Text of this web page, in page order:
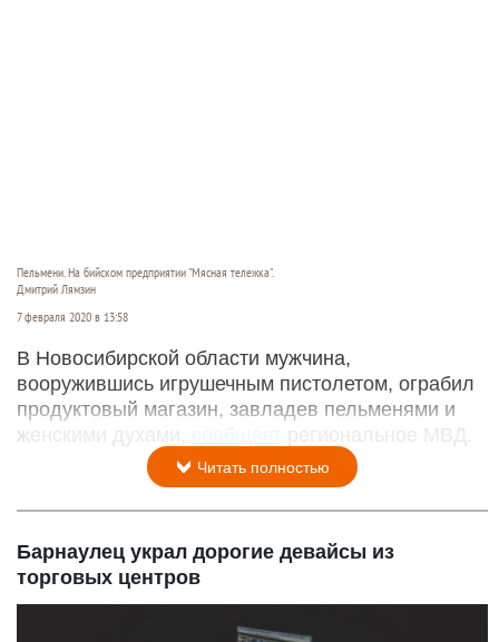
Пельмени. На бийском предприятии "Мясная тележка".
Дмитрий Лямзин
7 февраля 2020 в 13:58
В Новосибирской области мужчина,
вооружившись игрушечным пистолетом, ограбил
продуктовый магазин, завладев пельменями и
женскими духами,
сообщает региональное МВД.
Читать полностью
Барнаулец украл дорогие девайсы из
торговых центров